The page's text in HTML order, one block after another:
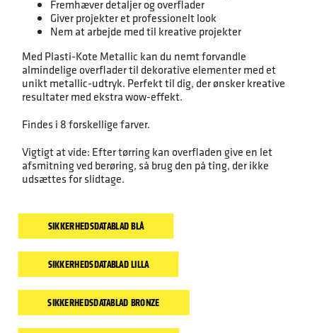
Fremhæver detaljer og overflader
Giver projekter et professionelt look
Nem at arbejde med til kreative projekter
Med Plasti-Kote Metallic kan du nemt forvandle
almindelige overflader til dekorative elementer med et
unikt metallic-udtryk. Perfekt til dig, der ønsker kreative
resultater med ekstra wow-effekt.
Findes i 8 forskellige farver.
Vigtigt at vide: Efter tørring kan overfladen give en let
afsmitning ved berøring, så brug den på ting, der ikke
udsættes for slidtage.
SIKKERHEDSDATABLAD BLÅ
SIKKERHEDSDATABLAD LILLA
SIKKERHEDSDATABLAD BRONZE